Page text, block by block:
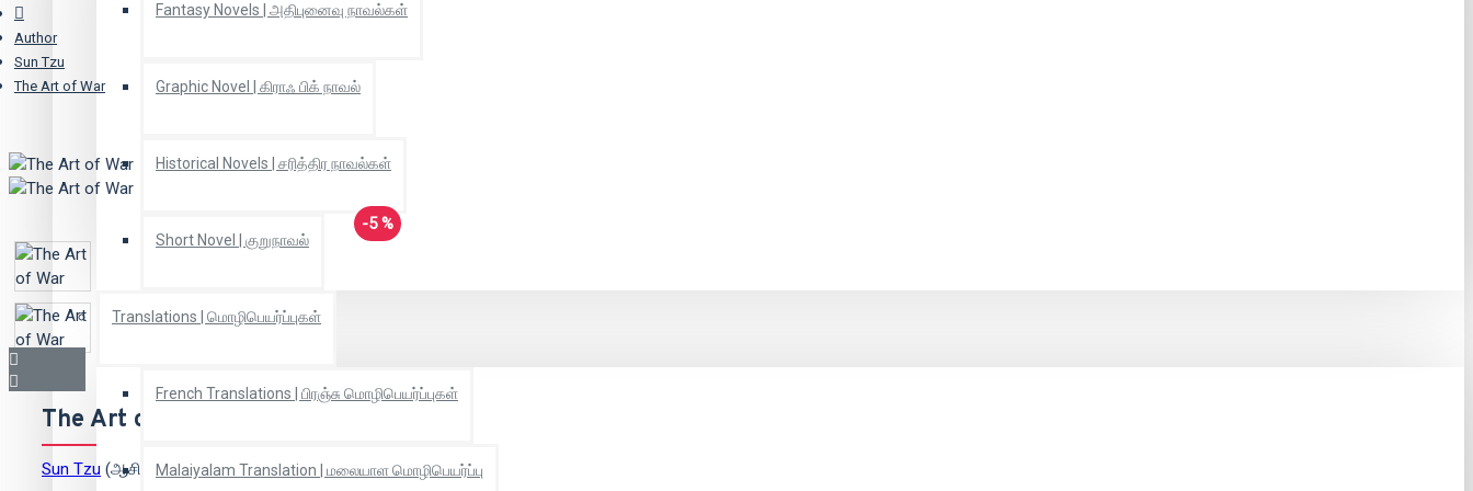
Fantasy Novels | அதிபுனைவு நாவல்கள்
Graphic Novel | கிராஃ பிக் நாவல்
Historical Novels | சரித்திர நாவல்கள்
Short Novel | குறுநாவல்
Translations | மொழிபெயர்ப்புகள்
French Translations | பிரஞ்சு மொழிபெயர்ப்புகள்
Malaiyalam Translation | மலையாள மொழிபெயர்ப்பு
Author
Sun Tzu
The Art of War
-5 %
The Art of War
Sun Tzu (ஆசிரியர்)